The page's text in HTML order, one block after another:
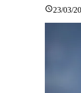
23/03/